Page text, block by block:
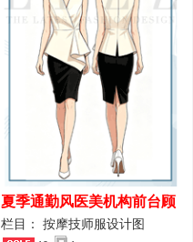
夏季通勤风医美机构前台顾
问端庄工作制服
栏目： 按摩技师服设计图